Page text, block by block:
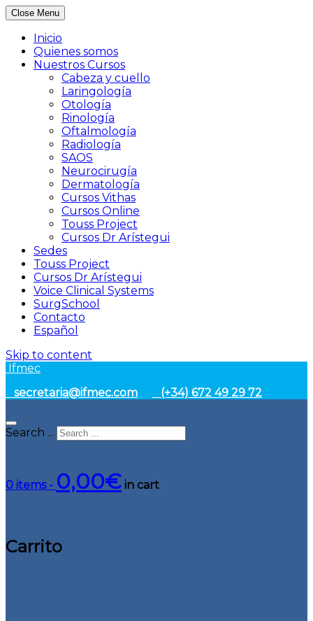
Close Menu
Inicio
Quienes somos
Nuestros Cursos
Cabeza y cuello
Laringología
Otología
Rinología
Oftalmología
Radiología
SAOS
Neurocirugía
Dermatología
Cursos Vithas
Cursos Online
Touss Project
Cursos Dr Arístegui
Sedes
Touss Project
Cursos Dr Arístegui
Voice Clinical Systems
SurgSchool
Contacto
Español
Skip to content
Ifmec
secretaria@ifmec.com
(+34) 672 49 29 72
Search ...
0 items - 0,00€ in cart
Carrito